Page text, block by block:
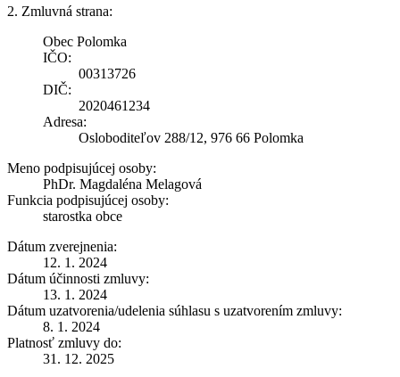
2. Zmluvná strana:
Obec Polomka
IČO:
00313726
DIČ:
2020461234
Adresa:
Osloboditeľov 288/12, 976 66 Polomka
Meno podpisujúcej osoby:
PhDr. Magdaléna Melagová
Funkcia podpisujúcej osoby:
starostka obce
Dátum zverejnenia:
12. 1. 2024
Dátum účinnosti zmluvy:
13. 1. 2024
Dátum uzatvorenia/udelenia súhlasu s uzatvorením zmluvy:
8. 1. 2024
Platnosť zmluvy do:
31. 12. 2025